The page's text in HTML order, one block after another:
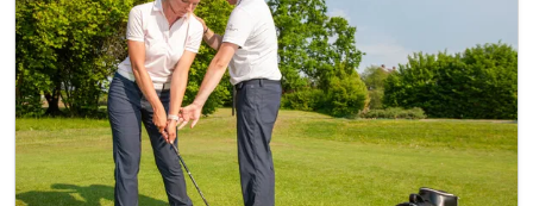
inkl. Leihbademantel
inkl. Parkplatz
inkl. W-LAN